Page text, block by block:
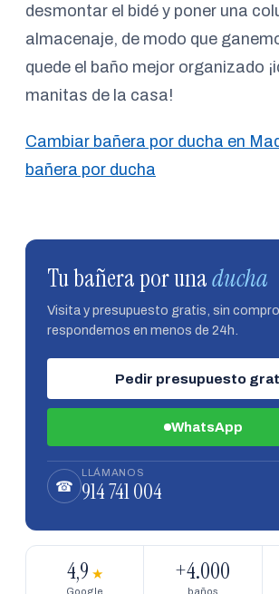
desmontar el bidé y poner una
almacenaje, de modo que
quede el baño mejor organizado
manitas de la casa!
Cambiar bañera por ducha en
bañera por ducha
Tu bañera por unaducha
Visita y presupuesto gratis, sin
respondemos en menos de 24h.
Pedir presupuesto
WhatsApp
☎
LLÁMANOS
914 741 004
4,9 ★
Google
+4.000
baños